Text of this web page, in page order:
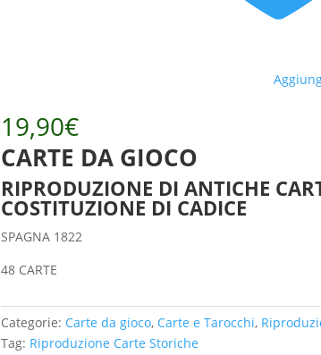
19,90€
CARTE DA GIOCO
RIPRODUZIONE DI ANTICHE
COSTITUZIONE DI CADICE
SPAGNA 1822
48 CARTE
Categorie: Carte da gioco, Carte e Tarocchi,
Tag: Riproduzione Carte Storiche